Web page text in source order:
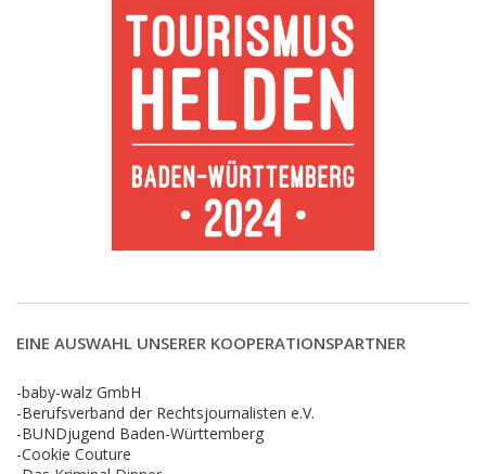
EINE AUSWAHL UNSERER KOOPERATIONSPARTNER
-baby-walz GmbH
-Berufsverband der Rechtsjournalisten e.V.
-BUNDjugend Baden-Württemberg
-Cookie Couture